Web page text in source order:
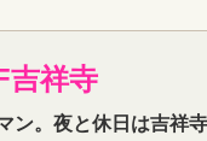
祥寺
ン。夜と休日は吉祥